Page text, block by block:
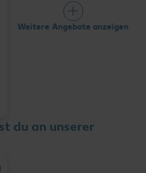
Weitere Angebote anzeigen
du an unserer